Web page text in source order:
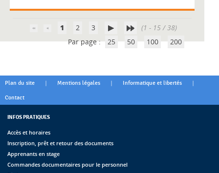
1 2 3
(1 - 15 / 38)
Par page : 25 50 100 200
Plan du site | Mentions légales | Informatique et libertés |
Contact
INFOS PRATIQUES
Accès et horaires
Inscription, prêt et retour des documents
Apprenants en stage
Commandes documentaires pour le personnel